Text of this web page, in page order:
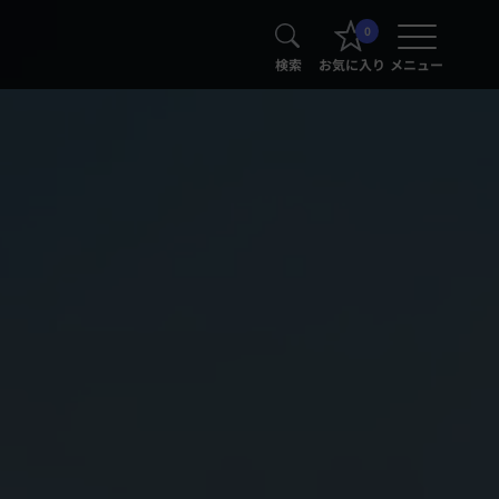
検索
0
お気に入り メニュー